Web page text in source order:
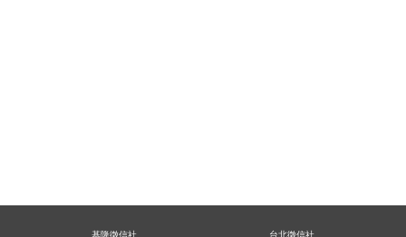
基隆徵信社 台北徵信社